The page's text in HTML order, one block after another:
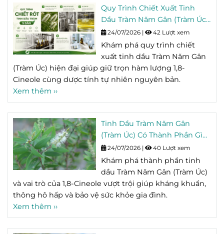
Quy Trình Chiết Xuất Tinh
Dầu Tràm Năm Gân (Tràm Úc)
Giữ Trọn Hoạt Chất Tự Nhiên
24/07/2026 | 42 Lượt xem
Khám phá quy trình chiết
xuất tinh dầu Tràm Năm Gân
(Tràm Úc) hiện đại giúp giữ trọn hàm lượng 1,8-
Cineole cùng dược tính tự nhiên nguyên bản.
Xem thêm ››
Tinh Dầu Tràm Năm Gân
(Tràm Úc) Có Thành Phần Gì?
Tìm Hiểu Hoạt Chất 1,8-
Cineole
24/07/2026 | 40 Lượt xem
Khám phá thành phần tinh
dầu Tràm Năm Gân (Tràm Úc)
và vai trò của 1,8-Cineole vượt trội giúp kháng khuẩn,
thông hô hấp và bảo vệ sức khỏe gia đình.
Xem thêm ››